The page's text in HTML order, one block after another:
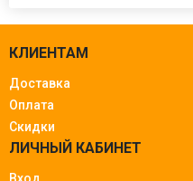
КЛИЕНТАМ
Доставка
Оплата
Скидки
ЛИЧНЫЙ КАБИНЕТ